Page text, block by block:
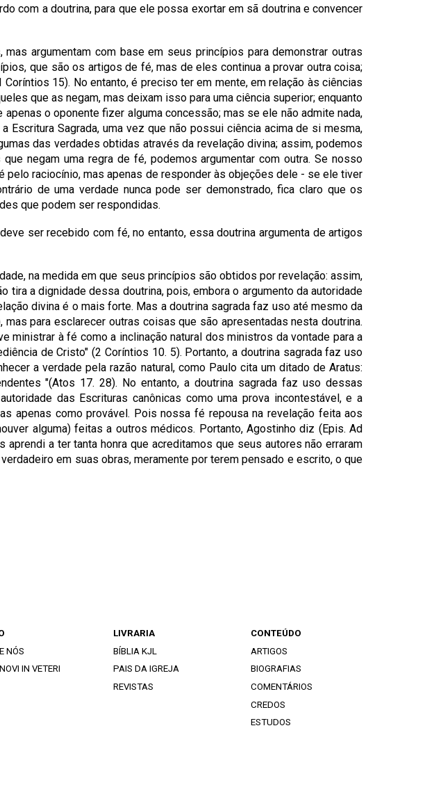
com a doutrina, para que ele possa exortar em sã doutrina e convencer
argumentam com base em seus princípios para demonstrar outras
que são os artigos de fé, mas de eles continua a provar outra coisa;
15). No entanto, é preciso ter em mente, em relação às ciências
que as negam, mas deixam isso para uma ciência superior; enquanto
o oponente fizer alguma concessão; mas se ele não admite nada,
Sagrada, uma vez que não possui ciência acima de si mesma,
das verdades obtidas através da revelação divina; assim, podemos
negam uma regra de fé, podemos argumentar com outra. Se nosso
raciocínio, mas apenas de responder às objeções dele - se ele tiver
de uma verdade nunca pode ser demonstrado, fica claro que os
que podem ser respondidas.
ser recebido com fé, no entanto, essa doutrina argumenta de artigos
na medida em que seus princípios são obtidos por revelação: assim,
a dignidade dessa doutrina, pois, embora o argumento da autoridade
divina é o mais forte. Mas a doutrina sagrada faz uso até mesmo da
para esclarecer outras coisas que são apresentadas nesta doutrina.
ministrar à fé como a inclinação natural dos ministros da vontade para a
de Cristo" (2 Coríntios 10. 5). Portanto, a doutrina sagrada faz uso
a verdade pela razão natural, como Paulo cita um ditado de Aratus:
"(Atos 17. 28). No entanto, a doutrina sagrada faz uso dessas
das Escrituras canônicas como uma prova incontestável, e a
apenas como provável. Pois nossa fé repousa na revelação feita aos
alguma) feitas a outros médicos. Portanto, Agostinho diz (Epis. Ad
a ter tanta honra que acreditamos que seus autores não erraram
em suas obras, meramente por terem pensado e escrito, o que
NÓS
IN VETERI
LIVRARIA
BÍBLIA KJL
PAIS DA IGREJA
REVISTAS
CONTEÚDO
ARTIGOS
BIOGRAFIAS
COMENTÁRIOS
CREDOS
ESTUDOS